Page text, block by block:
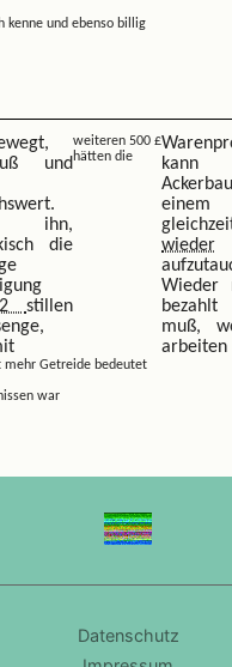
kenne und ebenso billig
und
ihn,
die
stillen
weiteren 500 £
hätten die
wieder
Wieder
muß,
arbeiten
mehr Getreide bedeutet
war
Datenschutz